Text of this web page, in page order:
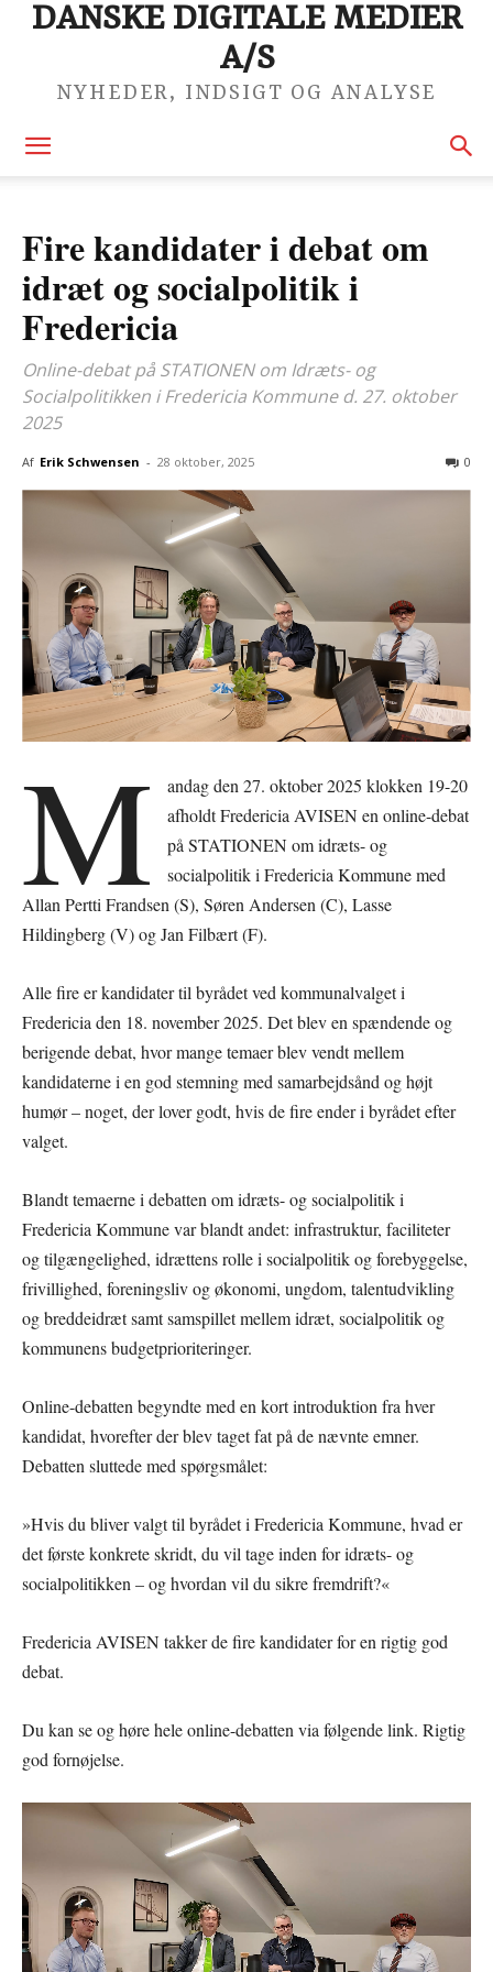
DANSKE DIGITALE MEDIER
A/S
NYHEDER, INDSIGT OG ANALYSE
Fire kandidater i debat om
idræt og socialpolitik i
Fredericia
Online-debat på STATIONEN om Idræts- og
Socialpolitikken i Fredericia Kommune d. 27. oktober
2025
Af Erik Schwensen - 28 oktober, 2025 0
M
andag den 27. oktober 2025 klokken 19-20
afholdt Fredericia AVISEN en online-debat
på STATIONEN om idræts- og
socialpolitik i Fredericia Kommune med
Allan Pertti Frandsen (S), Søren Andersen (C), Lasse
Hildingberg (V) og Jan Filbært (F).
Alle fire er kandidater til byrådet ved kommunalvalget i
Fredericia den 18. november 2025. Det blev en spændende og
berigende debat, hvor mange temaer blev vendt mellem
kandidaterne i en god stemning med samarbejdsånd og højt
humør – noget, der lover godt, hvis de fire ender i byrådet efter
valget.
Blandt temaerne i debatten om idræts- og socialpolitik i
Fredericia Kommune var blandt andet: infrastruktur, faciliteter
og tilgængelighed, idrættens rolle i socialpolitik og forebyggelse,
frivillighed, foreningsliv og økonomi, ungdom, talentudvikling
og breddeidræt samt samspillet mellem idræt, socialpolitik og
kommunens budgetprioriteringer.
Online-debatten begyndte med en kort introduktion fra hver
kandidat, hvorefter der blev taget fat på de nævnte emner.
Debatten sluttede med spørgsmålet:
»Hvis du bliver valgt til byrådet i Fredericia Kommune, hvad er
det første konkrete skridt, du vil tage inden for idræts- og
socialpolitikken – og hvordan vil du sikre fremdrift?«
Fredericia AVISEN takker de fire kandidater for en rigtig god
debat.
Du kan se og høre hele online-debatten via følgende link. Rigtig
god fornøjelse.